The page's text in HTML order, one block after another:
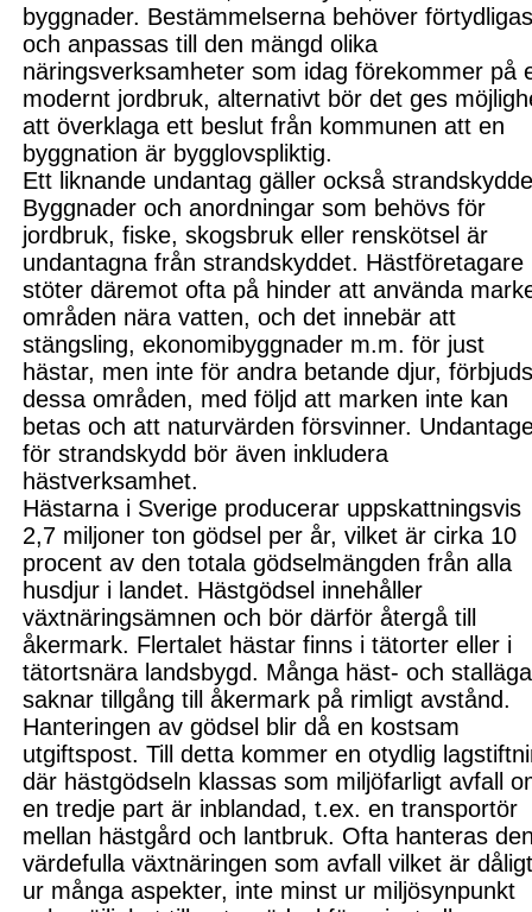
byggnader. Bestämmelserna behöver
och anpassas till den mängd olika
näringsverksamheter som idag förekommer på
modernt jordbruk, alternativt bör detges
att överklaga ett beslut från kommunen att en
byggnation är bygglovspliktig.
Ett liknande undantag gäller också
Byggnader och anordningar som behövs för
jordbruk, fiske, skogsbruk eller renskötsel är
undantagna från strandskyddet. Hästföretagare
stöter däremot ofta på hinder att använda
områden nära vatten, och det innebär att
stängsling, ekonomibyggnader m.m. för just
hästar, men inte för andra betande djur,
dessa områden, med följd att marken inte kan
betas och att naturvärden försvinner.
för strandskydd bör även inkludera
hästverksamhet.
Hästarna i Sverige producerar uppskattningsvis
2,7 miljoner ton gödsel per år, vilket är cirka 10
procent av den totala gödselmängden från alla
husdjur i landet. Hästgödsel innehåller
växtnäringsämnen och bör därför återgå till
åkermark. Flertalet hästar finns i tätorter eller i
tätortsnära landsbygd. Många häst- och
saknar tillgång till åkermark på rimligt avstånd.
Hanteringen av gödsel blir då en kostsam
utgiftspost. Till detta kommer en otydlig
där hästgödseln klassas som miljöfarligt avfall
en tredje part är inblandad, t.ex. en transportör
mellan hästgård och lantbruk. Ofta hanteras
värdefulla växtnäringen som avfall vilket är
ur många aspekter, inte minst ur miljösynpunkt